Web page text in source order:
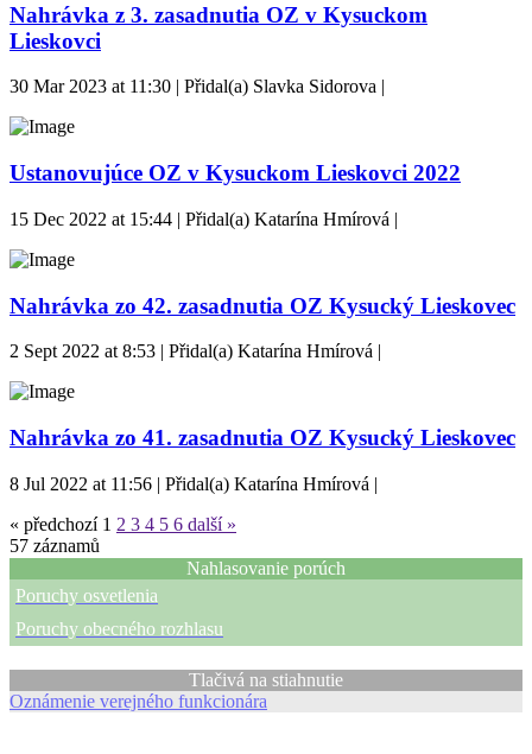
Nahrávka z 3. zasadnutia OZ v Kysuckom
Lieskovci
30 Mar 2023 at 11:30 | Přidal(a) Slavka Sidorova |
Ustanovujúce OZ v Kysuckom Lieskovci 2022
15 Dec 2022 at 15:44 | Přidal(a) Katarína Hmírová |
Nahrávka zo 42. zasadnutia OZ Kysucký Lieskovec
2 Sept 2022 at 8:53 | Přidal(a) Katarína Hmírová |
Nahrávka zo 41. zasadnutia OZ Kysucký Lieskovec
8 Jul 2022 at 11:56 | Přidal(a) Katarína Hmírová |
« předchozí 1 2 3 4 5 6 další »
57 záznamů
Nahlasovanie porúch
Poruchy osvetlenia
Poruchy obecného rozhlasu
Tlačivá na stiahnutie
Oznámenie verejného funkcionára